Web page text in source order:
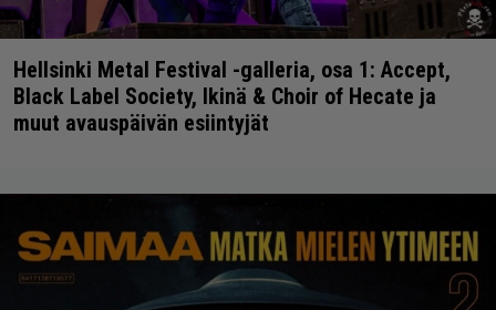
Hellsinki Metal Festival -galleria, osa 1: Accept,
Black Label Society, Ikinä & Choir of Hecate ja
muut avauspäivän esiintyjät